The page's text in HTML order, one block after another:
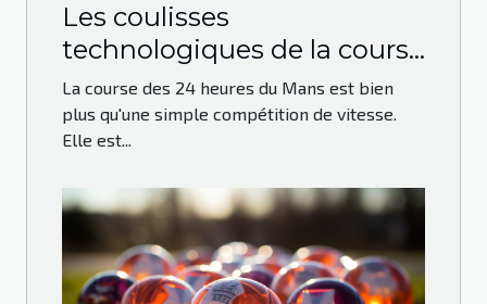
Les coulisses
technologiques de la course
des 24 heures du Mans
La course des 24 heures du Mans est bien
plus qu'une simple compétition de vitesse.
Elle est...